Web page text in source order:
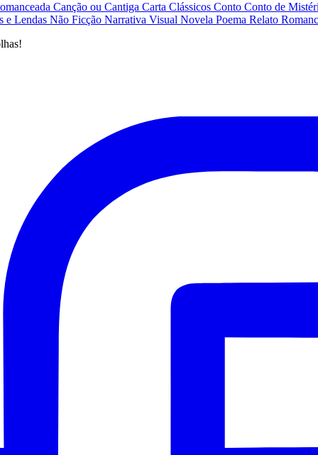
Canção ou Cantiga Carta Clássicos Conto Conto de
e Lendas Não Ficção Narrativa Visual Novela Poema Relato